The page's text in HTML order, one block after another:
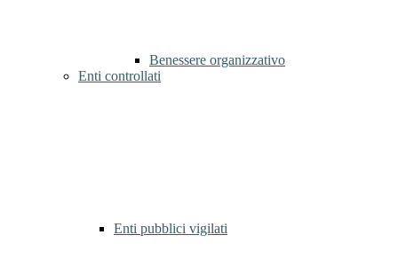
Benessere organizzativo
Enti controllati
Enti pubblici vigilati